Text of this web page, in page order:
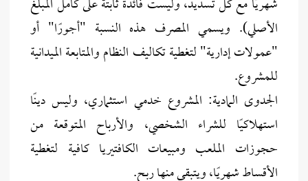
الأصلي). ويسمي المصرف هذه النسبة "أجورًا" أو
"عمولات إدارية" لتغطية تكاليف النظام والمتابعة الميدانية
للمشروع.
الجدوى المادية: المشروع خدمي استثماري، وليس دينًا
استهلاكيًا للشراء الشخصي، والأرباح المتوقعة من
حجوزات الملعب ومبيعات الكافتيريا كافية لتغطية
الأقساط شهريًا، ويتبقى منها ربح.